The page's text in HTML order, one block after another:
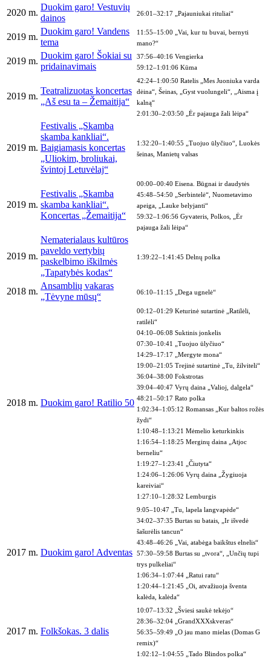
2020 m.
Duokim garo! Vestuvių
dainos
26:01–32:17 „Pajauniukai rituliai“
2019 m.
Duokim garo! Vandens
tema
11:55–15:00 „Vai, kur tu buvai, bernyti
mano?“
2019 m.
Duokim garo! Šokiai su
pridainavimais
37:56–40:16 Vengierka
59:12–1:01:06 Kūma
2019 m.
Teatralizuotas koncertas
„Aš esu ta – Žemaitija“
42:24–1:00:50 Ratelis „Mes Juoniuka varda
dėina“, Šeinas, „Gyst vuolungeli“, „Aisma į
kalną“
2:01:30–2:03:50 „Ėr pajauga žali lėipa“
2019 m.
Festivalis „Skamba
skamba kankliai“.
Baigiamasis koncertas
„Uliokim, broliukai,
švintoj Letuvėlaj“
1:32:20–1:40:55 „Tuojuo ūlyčiuo“, Luokės
šeinas, Manietų valsas
2019 m.
Festivalis „Skamba
skamba kankliai“.
Koncertas „Žemaitija“
00:00–00:40 Eisena. Būgnai ir daudytės
45:48–54:50 „Serbintelė“, Nuometavimo
apeiga, „Lauke belyjanti“
59:32–1:06:56 Gyvateris, Polkos, „Ėr
pajauga žali lėipa“
2019 m.
Nematerialaus kultūros
paveldo vertybių
paskelbimo iškilmės
„Tapatybės kodas“
1:39:22–1:41:45 Delnų polka
2018 m.
Ansamblių vakaras
„Tėvyne mūsų“
06:10–11:15 „Dega ugnelė“
2018 m. Duokim garo! Ratilio 50
00:12–01:29 Keturinė sutartinė „Ratilėli,
ratilėli“
04:10–06:08 Suktinis jonkelis
07:30–10:41 „Tuojuo ūlyčiuo“
14:29–17:17 „Mergyte mona“
19:00–21:05 Trejinė sutartinė „Tu, žilviteli“
36:04–38:00 Fokstrotas
39:04–40:47 Vyrų daina „Valioj, dalgela“
48:21–50:17 Rato polka
1:02:34–1:05:12 Romansas „Kur baltos rožės
žydi“
1:10:48–1:13:21 Mėmelio keturkinkis
1:16:54–1:18:25 Merginų daina „Atjoc
berneliu“
1:19:27–1:23:41 „Čiutyta“
1:24:06–1:26:06 Vyrų daina „Žygiuoja
kareiviai“
1:27:10–1:28:32 Lemburgis
2017 m. Duokim garo! Adventas
9:05–10:47 „Tu, lapela langvapėde“
34:02–37:35 Burtas su batais, „Ir išvedė
šašurėlis tancun“
43:48–46:26 „Vai, atabėga baikštus elnelis“
57:30–59:58 Burtas su „tvora“, „Unčių tupi
trys pulkeliai“
1:06:34–1:07:44 „Ratui ratu“
1:20:44–1:21:45 „Oi, atvažiuoja šventa
kalėda, kalėda“
2017 m. Folkšokas. 3 dalis
10:07–13:32 „Šviesi saukė tekėjo“
28:36–32:04 „GrandXXXskveras“
56:35–59:49 „O jau mano mielas (Domas G
remix)“
1:02:12–1:04:55 „Tado Blindos polka“